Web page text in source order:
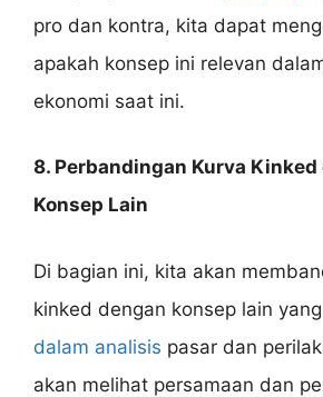
pro dan kontra, kita dapat
apakah konsep ini relevan
ekonomi saat ini.
8. Perbandingan Kurva Kinked
Konsep Lain
Di bagian ini, kita akan
kinked dengan konsep lain
dalam analisis pasar dan
akan melihat persamaan dan